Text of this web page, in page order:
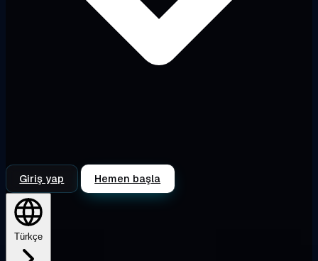
Giriş yap Hemen başla
Türkçe